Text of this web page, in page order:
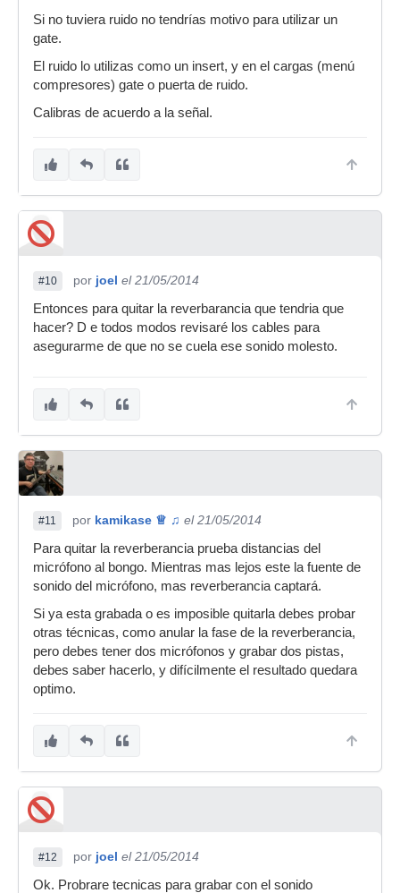
Si no tuviera ruido no tendrías motivo para utilizar un
gate.
El ruido lo utilizas como un insert, y en el cargas (menú
compresores) gate o puerta de ruido.
Calibras de acuerdo a la señal.
#10 por joel el 21/05/2014
Entonces para quitar la reverbarancia que tendria que
hacer? D e todos modos revisaré los cables para
asegurarme de que no se cuela ese sonido molesto.
#11 por kamikase ♕ ♫ el 21/05/2014
Para quitar la reverberancia prueba distancias del
micrófono al bongo. Mientras mas lejos este la fuente de
sonido del micrófono, mas reverberancia captará.
Si ya esta grabada o es imposible quitarla debes probar
otras técnicas, como anular la fase de la reverberancia,
pero debes tener dos micrófonos y grabar dos pistas,
debes saber hacerlo, y difícilmente el resultado quedara
optimo.
#12 por joel el 21/05/2014
Ok. Probrare tecnicas para grabar con el sonido